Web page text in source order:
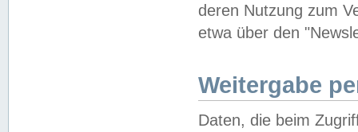
deren Nutzung zum
etwa über den
Weitergabe
Daten, die beim